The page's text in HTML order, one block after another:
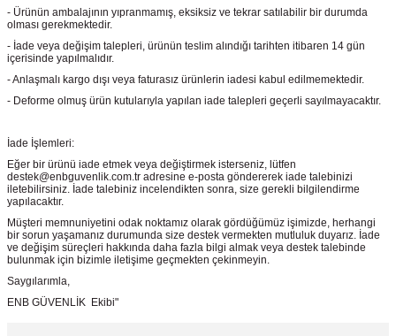
- Ürünün ambalajının yıpranmamış, eksiksiz ve tekrar satılabilir bir durumda
olması gerekmektedir.
- İade veya değişim talepleri, ürünün teslim alındığı tarihten itibaren 14 gün
içerisinde yapılmalıdır.
- Anlaşmalı kargo dışı veya faturasız ürünlerin iadesi kabul edilmemektedir.
- Deforme olmuş ürün kutularıyla yapılan iade talepleri geçerli sayılmayacaktır.
İade İşlemleri:
Eğer bir ürünü iade etmek veya değiştirmek isterseniz, lütfen
destek@enbguvenlik.com.tr adresine e-posta göndererek iade talebinizi
iletebilirsiniz. İade talebiniz incelendikten sonra, size gerekli bilgilendirme
yapılacaktır.
Müşteri memnuniyetini odak noktamız olarak gördüğümüz işimizde, herhangi
bir sorun yaşamanız durumunda size destek vermekten mutluluk duyarız. İade
ve değişim süreçleri hakkında daha fazla bilgi almak veya destek talebinde
bulunmak için bizimle iletişime geçmekten çekinmeyin.
Saygılarımla,
ENB GÜVENLİK Ekibi"